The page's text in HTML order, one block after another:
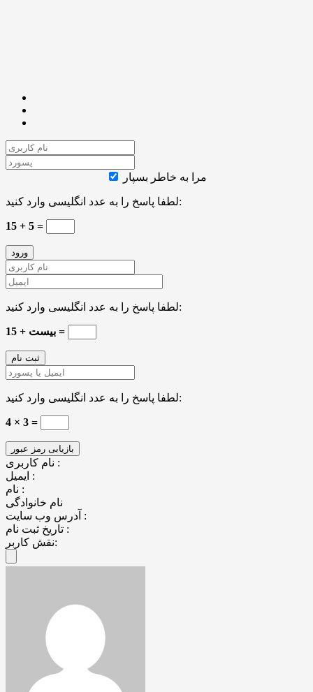
مرا به خاطر بسپار
لطفا پاسخ را به عدد انگلیسی وارد کنید:
15 + 5 =
لطفا پاسخ را به عدد انگلیسی وارد کنید:
بیست + 15 =
لطفا پاسخ را به عدد انگلیسی وارد کنید:
4 × 3 =
نام کاربری :
ایمیل :
نام :
نام خانوادگی
آدرس وب سایت :
تاریخ ثبت نام :
نقش کاربر: